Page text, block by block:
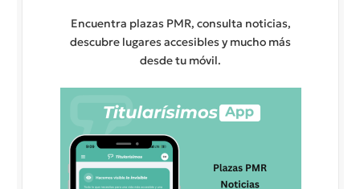
Encuentra plazas PMR, consulta noticias,
descubre lugares accesibles y mucho más
desde tu móvil.